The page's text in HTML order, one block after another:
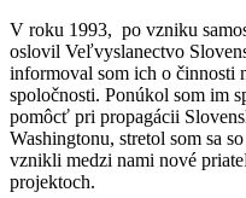
V roku 1993, po vzniku
oslovil Veľvyslanectvo
informoval som ich o činnosti
spoločnosti. Ponúkol som im
pomôcť pri propagácii
Washingtonu, stretol som sa
vznikli medzi nami nové
projektoch.